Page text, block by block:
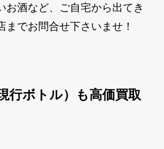
お酒など、ご自宅から出てき
までお問合せ下さいませ！
行ボトル）も高価買取